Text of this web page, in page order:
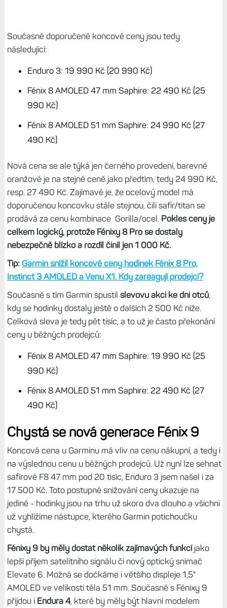
Současné doporučené koncové ceny jsou tedy
následující:
Enduro 3: 19 990 Kč (20 990 Kč)
Fénix 8 AMOLED 47 mm Saphire: 22 490 Kč (25
990 Kč)
Fénix 8 AMOLED 51 mm Saphire: 24 990 Kč (27
490 Kč)
Nová cena se ale týká jen černého provedení, barevné
oranžové je na stejné ceně jako předtím, tedy 24 990 Kč,
resp. 27 490 Kč. Zajímavé je, že ocelový model má
doporučenou koncovku stále stejnou, čili safír/titan se
prodává za cenu kombinace Gorilla/ocel. Pokles ceny je
celkem logický, protože Fénixy 8 Pro se dostaly
nebezpečně blízko a rozdíl činil jen 1 000 Kč.
Tip: Garmin snížil koncové ceny hodinek Fénix 8 Pro,
Instinct 3 AMOLED a Venu X1. Kdy zareagují prodejci?
Současně s tím Garmin spustil slevovu akci ke dni otců,
kdy se hodinky dostaly ještě o dalších 2 500 Kč níže.
Celková sleva je tedy pět tisíc, a to už je často překonání
ceny u běžných prodejců:
Fénix 8 AMOLED 47 mm Saphire: 19 990 Kč (25
990 Kč)
Fénix 8 AMOLED 51 mm Saphire: 22 490 Kč (27
490 Kč)
Chystá se nová generace Fénix 9
Koncová cena u Garminu má vliv na cenu nákupní, a tedy i
na výslednou cenu u běžných prodejců. Už nyní lze sehnat
safírové F8 47 mm pod 20 tisíc, Enduro 3 jsem našel i za
17 500 Kč. Toto postupné snižování ceny ukazuje na
jediné - hodinky jsou na trhu už skoro dva dlouho a všichni
už vyhlížíme nástupce, kterého Garmin potichoučku
chystá.
Fénixy 9 by měly dostat několik zajímavých funkcíjako
lepší příjem satelitního signálu či nový optický snímač
Elevate 6. Možná se dočkáme i většího displeje 1,5"
AMOLED ve velikosti těla 51 mm. Současně s Fénixy 9
přijdou i Endura 4, které by měly být hlavní modelem